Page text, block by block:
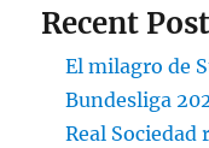
Recent
El milagro de
Bundesliga
Real